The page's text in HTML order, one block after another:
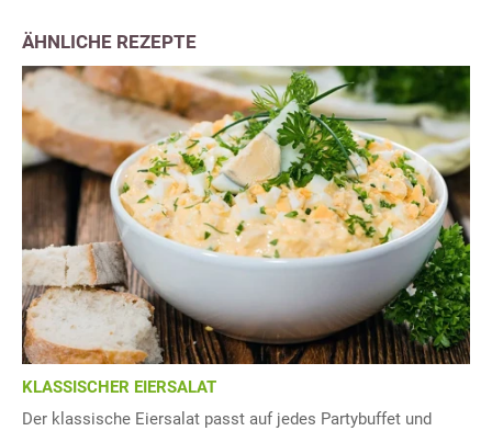
ÄHNLICHE REZEPTE
KLASSISCHER EIERSALAT
Der klassische Eiersalat passt auf jedes Partybuffet und